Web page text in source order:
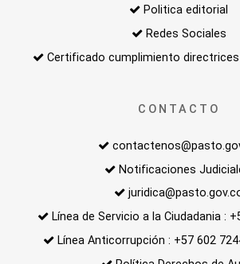
Politica editorial
Redes Sociales
Certificado cumplimiento directrices
CONTACTO
Notificaciones
Línea de Servicio a la Ciudadania :
Línea Anticorrupción : +57 602